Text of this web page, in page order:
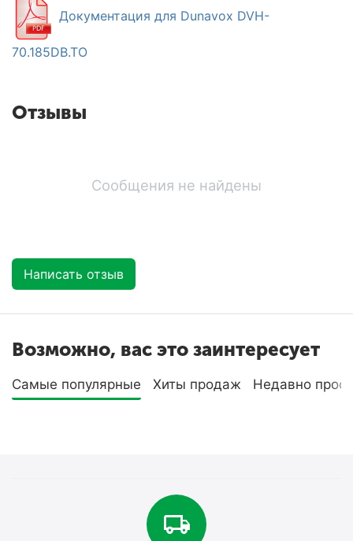
Документация для Dunavox DVH-
70.185DB.TO
Отзывы
Сообщения не найдены
Написать отзыв
Возможно, вас это заинтересует
Самые популярные Хиты продаж Недавно